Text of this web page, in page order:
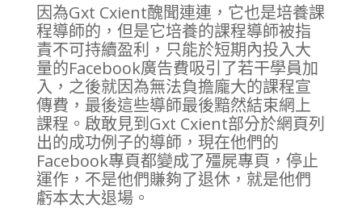
因為Gxt Cxient醜聞連連，它也是培養課
程導師的，但是它培養的課程導師被指
責不可持續盈利，只能於短期內投入大
量的Facebook廣告費吸引了若干學員加
入，之後就因為無法負擔龐大的課程宣
傳費，最後這些導師最後黯然結束網上
課程。啟敢見到Gxt Cxient部分於網頁列
出的成功例子的導師，現在他們的
Facebook專頁都變成了殭屍專頁，停止
運作，不是他們賺夠了退休，就是他們
虧本太大退場。